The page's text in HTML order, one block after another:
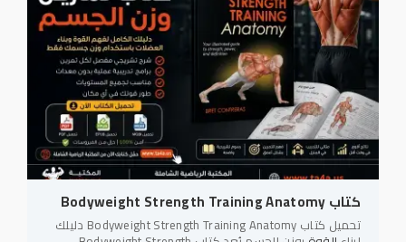
كتاب Bodyweight Strength Training Anatomy
تحميل كتاب Bodyweight Strength Training Anatomy دليلك